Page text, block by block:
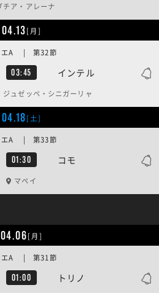
チア・アレーナ
04.13[月]
03:45 インテル
エA | 第32節
ジュゼッペ・シニガーリャ
04.18[土]
01:30 コモ
エA | 第33節
マペイ
04.06[月]
01:00 トリノ
エA | 第31節